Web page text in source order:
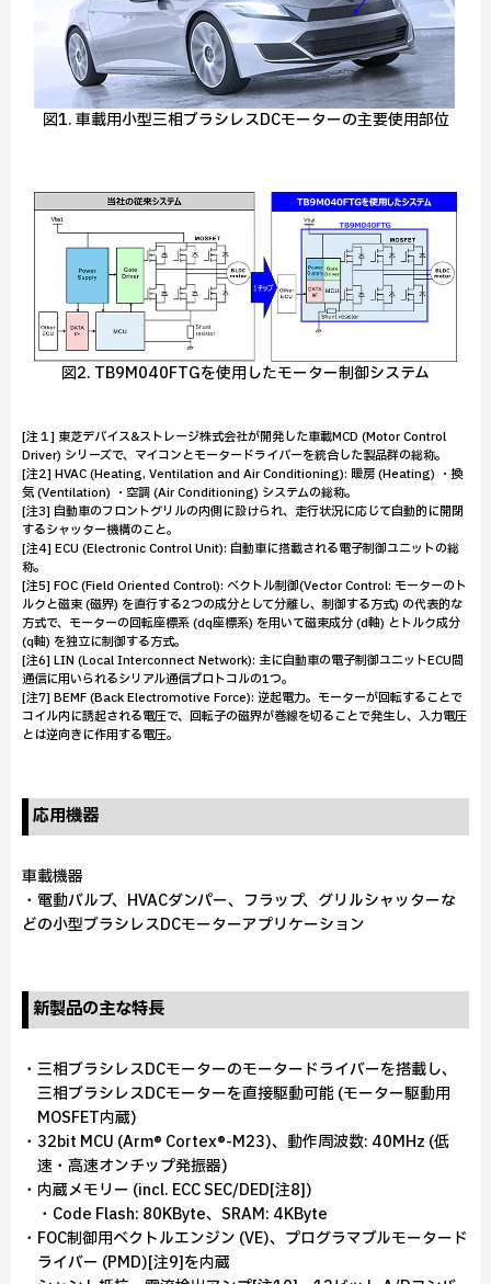
図1. 車載用小型三相ブラシレスDCモーターの主要使用部位
図2. TB9M040FTGを使用したモーター制御システム
[注１] 東芝デバイス&ストレージ株式会社が開発した車載MCD (Motor Control
Driver) シリーズで、マイコンとモータードライバーを統合した製品群の総称。
[注2] HVAC (Heating, Ventilation and Air Conditioning): 暖房 (Heating) ・換
気 (Ventilation) ・空調 (Air Conditioning) システムの総称。
[注3] 自動車のフロントグリルの内側に設けられ、走行状況に応じて自動的に開閉
するシャッター機構のこと。
[注4] ECU (Electronic Control Unit): 自動車に搭載される電子制御ユニットの総
称。
[注5] FOC (Field Oriented Control): ベクトル制御(Vector Control: モーターのト
ルクと磁束 (磁界) を直行する2つの成分として分離し、制御する方式) の代表的な
方式で、モーターの回転座標系 (dq座標系) を用いて磁束成分 (d軸) とトルク成分
(q軸) を独立に制御する方式。
[注6] LIN (Local Interconnect Network): 主に自動車の電子制御ユニットECU間
通信に用いられるシリアル通信プロトコルの1つ。
[注7] BEMF (Back Electromotive Force): 逆起電力。モーターが回転することで
コイル内に誘起される電圧で、回転子の磁界が巻線を切ることで発生し、入力電圧
とは逆向きに作用する電圧。
応用機器
車載機器
・電動バルブ、HVACダンパー、フラップ、グリルシャッターな
どの小型ブラシレスDCモーターアプリケーション
新製品の主な特長
・三相ブラシレスDCモーターのモータードライバーを搭載し、
三相ブラシレスDCモーターを直接駆動可能 (モーター駆動用
MOSFET内蔵)
・32bit MCU (Arm® Cortex®-M23)、動作周波数: 40MHz (低
速・高速オンチップ発振器)
・内蔵メモリー (incl. ECC SEC/DED[注8])
・Code Flash: 80KByte、SRAM: 4KByte
・FOC制御用ベクトルエンジン (VE)、プログラマブルモータード
ライバー (PMD)[注9]を内蔵